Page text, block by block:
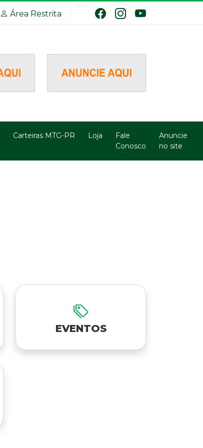
Área Restrita
Carteiras MTG-PR Loja
Fale
Conosco
Anuncie
no site
EVENTOS